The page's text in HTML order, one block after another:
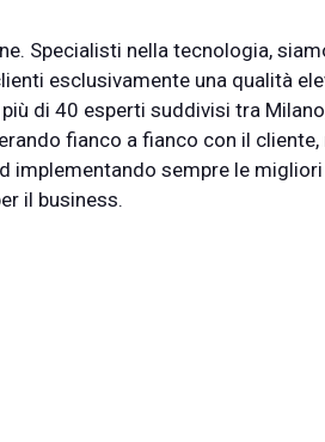
Specialisti nella tecnologia,
esclusivamente una qualità
di 40 esperti suddivisi tra
fianco a fianco con il
implementando sempre le
il business.